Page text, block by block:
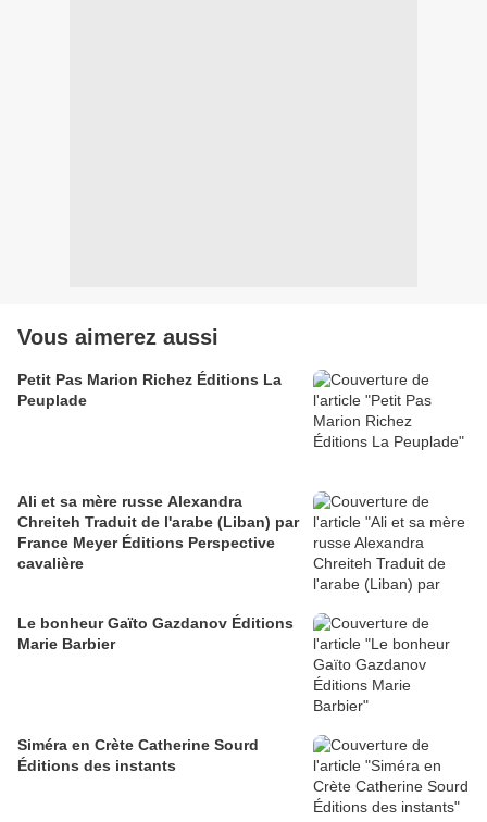
Vous aimerez aussi
Petit Pas Marion Richez Éditions La
Peuplade
Ali et sa mère russe Alexandra
Chreiteh Traduit de l'arabe (Liban) par
France Meyer Éditions Perspective
cavalière
Le bonheur Gaïto Gazdanov Éditions
Marie Barbier
Siméra en Crète Catherine Sourd
Éditions des instants